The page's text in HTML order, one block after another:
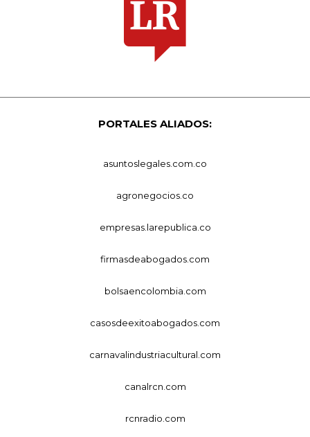
PORTALES ALIADOS:
asuntoslegales.com.co
agronegocios.co
empresas.larepublica.co
firmasdeabogados.com
bolsaencolombia.com
casosdeexitoabogados.com
carnavalindustriacultural.com
canalrcn.com
rcnradio.com